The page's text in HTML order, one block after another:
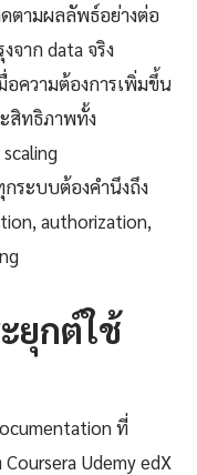
ตามผลลัพธ์อย่างต่อ
จาก data จริง
อความต้องการเพิ่มขึ้น
สิทธิภาพทั้ง
ระบบต้องคำนึงถึง
authorization,
ยุกต์ใช้
ที่
Udemy edX